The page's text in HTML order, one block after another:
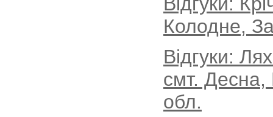
Колодне,
Відгуки:
смт. Десна,
обл.